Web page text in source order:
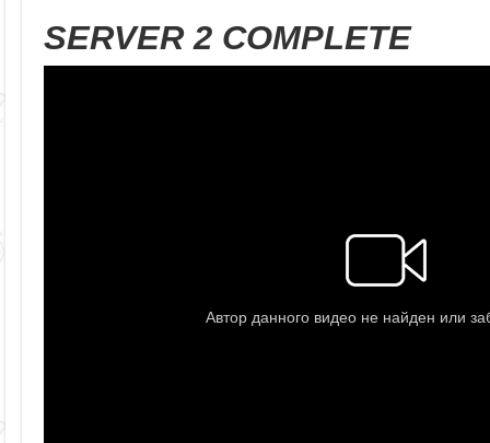
SERVER 2 COMPLETE